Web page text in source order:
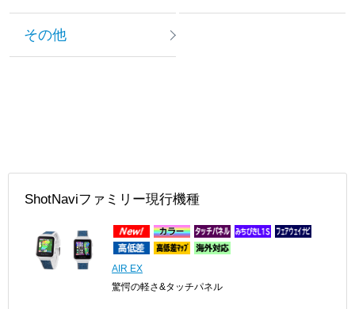
その他
ShotNaviファミリー現行機種
AIR EX
驚愕の軽さ&タッチパネル